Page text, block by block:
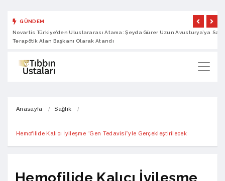
GÜNDEM
Novartis Türkiye’den Uluslararası Atama: Şeyda Gürer Uzun Avusturya’ya
Terapötik Alan Başkanı Olarak Atandı
Anasayfa Sağlık
Hemofilide Kalıcı İyileşme “Gen Tedavisi”yle Gerçekleştirilecek